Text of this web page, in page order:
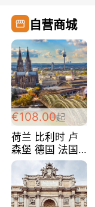
自营商城
€108.00起
荷兰 比利时 卢
森堡 德国 法国
超爽玩遍西欧 循
环线 全程四星宾
馆 108欧/人/天